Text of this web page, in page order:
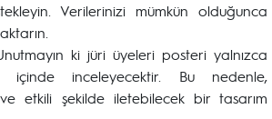
Verilerinizi mümkün olduğunca
ki jüri üyeleri posteri yalnızca
içinde inceleyecektir. Bu nedenle,
ve etkili şekilde iletebilecek bir tasarım